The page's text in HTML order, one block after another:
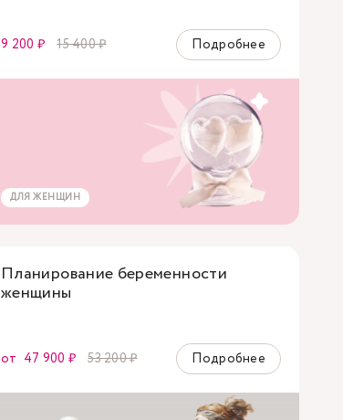
9 200 ₽ 15 400 ₽ Подробнее
ДЛЯ ЖЕНЩИН
Планирование беременности
женщины
от 47 900 ₽ 53 200 ₽ Подробнее